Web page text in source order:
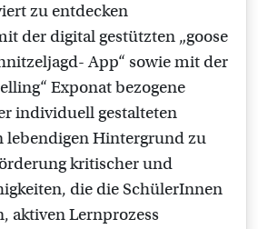
zu entdecken
der digital gestützten „goose
App“ sowie mit der
Exponat bezogene
individuell gestalteten
lebendigen Hintergrund zu
kritischer und
die die SchülerInnen
aktiven Lernprozess